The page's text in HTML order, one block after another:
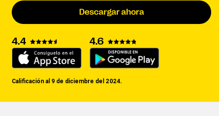
Descargar ahora
4.4 4.6
Calificación al 9 de diciembre del 2024.